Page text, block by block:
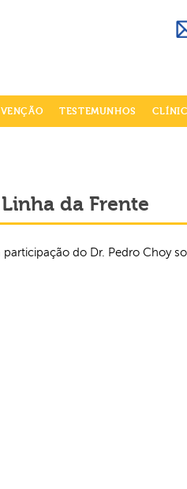
TESTEMUNHOS
da Frente
do Dr. Pedro Choy